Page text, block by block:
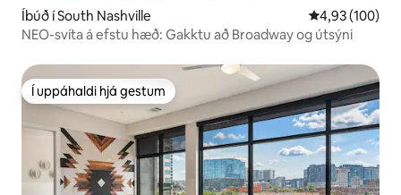
Íbúð í South Nashville 4,93 af 5 í
4,93 (100)
NEO-svíta á efstu hæð: Gakktu að Broadway og útsýni
Í uppáhaldi hjá gestum
Í uppáhaldi hjá gestum